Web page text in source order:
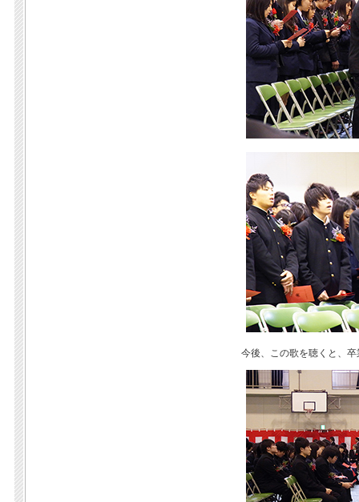
今後、この歌を聴くと、